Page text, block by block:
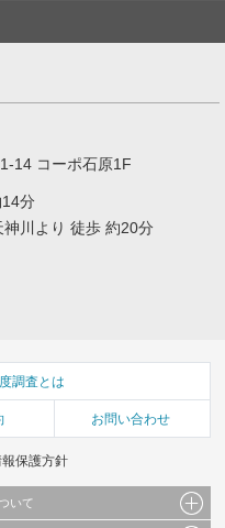
14 コーポ石原1F
分
川より 徒歩 約20分
調査とは
お問い合わせ
保護方針
いて